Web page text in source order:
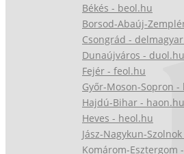
Békés - beol.hu
Borsod-Abaúj-
Csongrád -
Dunaújváros - duol.hu
Fejér - feol.hu
Győr-Moson-Sopron
Hajdú-Bihar - haon.hu
Heves - heol.hu
Jász-Nagykun-
Komárom-Esztergom